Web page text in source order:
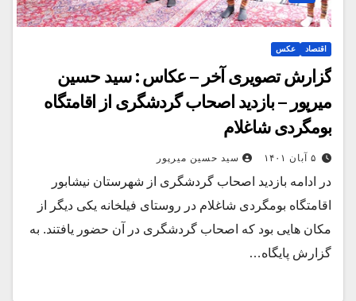
اقتصاد عکس
گزارش تصویری آخر – عکاس : سید حسین
میرپور – بازدید اصحاب گردشگری از اقامتگاه
بومگردی شاغلام
۵ آبان ۱۴۰۱ سید حسین میرپور
در ادامه بازدید اصحاب گردشگری از شهرستان نیشابور
اقامتگاه بومگردی شاغلام در روستای فیلخانه یکی دیگر از
مکان هایی بود که اصحاب گردشگری در آن حضور یافتند. به
گزارش پایگاه…